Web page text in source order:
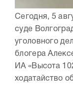
Сегодня, 5
суде
уголовного
блогера
ИА «Высота
ходатайство